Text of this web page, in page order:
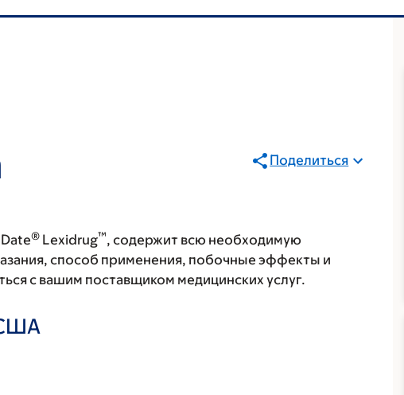
Поделиться
® Lexidrug™, содержит всю необходимую
способ применения, побочные эффекты и
с вашим поставщиком медицинских услуг.